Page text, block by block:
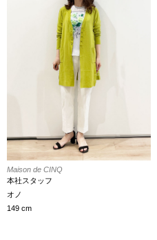
Maison de CINQ
本社スタッフ
オノ
149 cm